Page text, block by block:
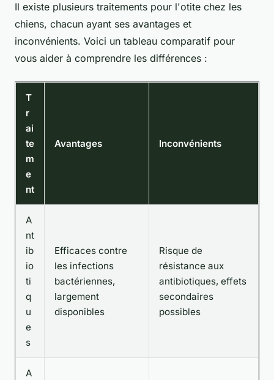
Il existe plusieurs traitements pour l'otite chez les
chiens, chacun ayant ses avantages et
inconvénients. Voici un tableau comparatif pour
vous aider à comprendre les différences :
T
r
ai
te
m
e
nt
Avantages Inconvénients
A
nt
ib
io
ti
q
u
e
s
Efficaces contre
les infections
bactériennes,
largement
disponibles
Risque de
résistance aux
antibiotiques, effets
secondaires
possibles
A